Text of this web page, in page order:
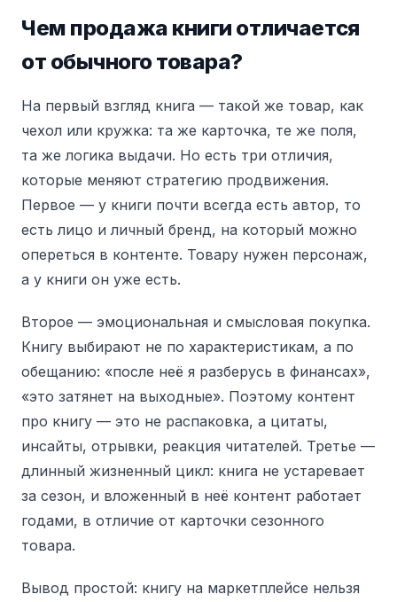
Чем продажа книги отличается
от обычного товара?
На первый взгляд книга — такой же товар, как
чехол или кружка: та же карточка, те же поля,
та же логика выдачи. Но есть три отличия,
которые меняют стратегию продвижения.
Первое — у книги почти всегда есть автор, то
есть лицо и личный бренд, на который можно
опереться в контенте. Товару нужен персонаж,
а у книги он уже есть.
Второе — эмоциональная и смысловая покупка.
Книгу выбирают не по характеристикам, а по
обещанию: «после неё я разберусь в финансах»,
«это затянет на выходные». Поэтому контент
про книгу — это не распаковка, а цитаты,
инсайты, отрывки, реакция читателей. Третье —
длинный жизненный цикл: книга не устаревает
за сезон, и вложенный в неё контент работает
годами, в отличие от карточки сезонного
товара.
Вывод простой: книгу на маркетплейсе нельзя